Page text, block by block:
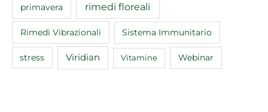
primavera rimedi floreali
Rimedi Vibrazionali Sistema Immunitario
stress Viridian Vitamine Webinar